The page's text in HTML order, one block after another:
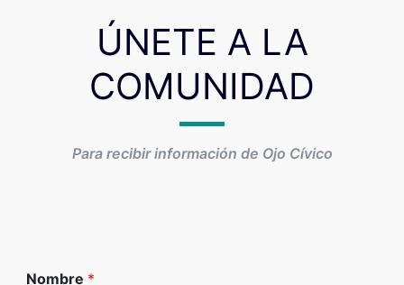
ÚNETE A LA
COMUNIDAD
Para recibir información de Ojo Cívico
Nombre *